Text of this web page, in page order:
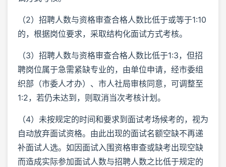
（2）招聘人数与资格审查合格人数比低于或等于1:10
的，根据岗位要求，采取结构化面试方式考核。
（3）招聘人数与资格审查合格人数比低于1:3，但招
聘岗位属于急需紧缺专业的，由单位申请，经市委组
织部（市委人才办）、市人社局审核同意，可调整至
1:2，若仍未达到，则取消当次考核计划。
（4）未按规定的时间和要求到面试考场候考的，视为
自动放弃面试资格。由此出现的面试名额空缺不再递
补面试人选。如因面试入围资格审查或缺考出现空缺
而造成实际参加面试人数与招聘人数之比低于规定的